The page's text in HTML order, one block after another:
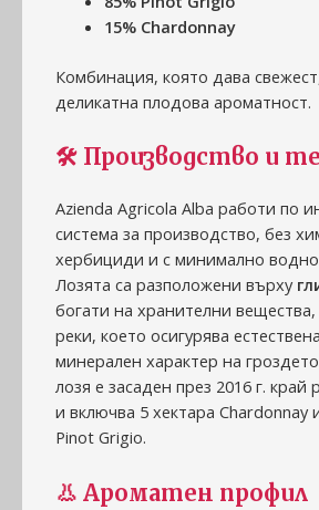
15% Chardonnay
Комбинация, която дава
деликатна плодова ароматност.
🛠️ Производство и
Azienda Agricola Alba работи по
система за производство, без
хербициди и с минимално
Лозята са разположени върху
богати на хранителни
реки, което осигурява
минерален характер на
лозя е засаден през 2016 г. край
и включва 5 хектара Chardonnay
Pinot Grigio.
👃 Ароматен профил